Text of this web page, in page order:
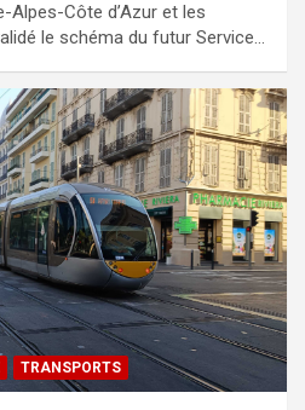
Alpes-Côte d’Azur et les
le schéma du futur Service…
TRANSPORTS